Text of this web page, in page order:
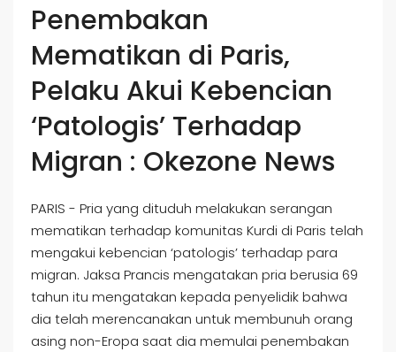
Penembakan
Mematikan di Paris,
Pelaku Akui Kebencian
‘Patologis’ Terhadap
Migran : Okezone News
PARIS - Pria yang dituduh melakukan serangan
mematikan terhadap komunitas Kurdi di Paris telah
mengakui kebencian ‘patologis’ terhadap para
migran. Jaksa Prancis mengatakan pria berusia 69
tahun itu mengatakan kepada penyelidik bahwa
dia telah merencanakan untuk membunuh orang
asing non-Eropa saat dia memulai penembakan